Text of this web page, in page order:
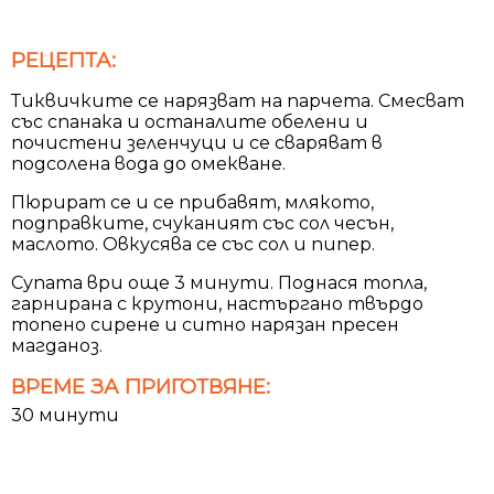
РЕЦЕПТА:
Тиквичките се нарязват на парчета. Смесват
със спанака и останалите обелени и
почистени зеленчуци и се сваряват в
подсолена вода до омекване.
Пюрират се и се прибавят, млякото,
подправките, счуканият със сол чесън,
маслото. Овкусява се със сол и пипер.
Супата ври още 3 минути. Поднася топла,
гарнирана с крутони, настъргано твърдо
топено сирене и ситно нарязан пресен
магданоз.
ВРЕМЕ ЗА ПРИГОТВЯНЕ:
30 минути